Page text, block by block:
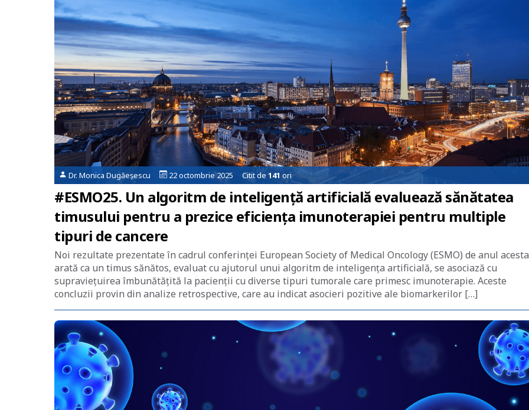
Dr. Monica Dugăeșescu 22 octombrie 2025 Citit de 141ori
#ESMO25. Un algoritm de inteligență artificială evaluează sănătatea
timusului pentru a prezice eficiența imunoterapiei pentru multiple
tipuri de cancere
Noi rezultate prezentate în cadrul conferinței European Society of Medical Oncology (ESMO) de anul acesta
arată ca un timus sănătos, evaluat cu ajutorul unui algoritm de inteligența artificială, se asociază cu
supraviețuirea îmbunătățită la pacienții cu diverse tipuri tumorale care primesc imunoterapie. Aceste
concluzii provin din analize retrospective, care au indicat asocieri pozitive ale biomarkerilor […]